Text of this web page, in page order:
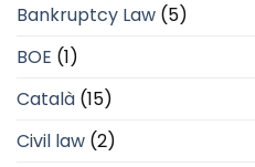
Bankruptcy Law (5)
BOE (1)
Català (15)
Civil law (2)